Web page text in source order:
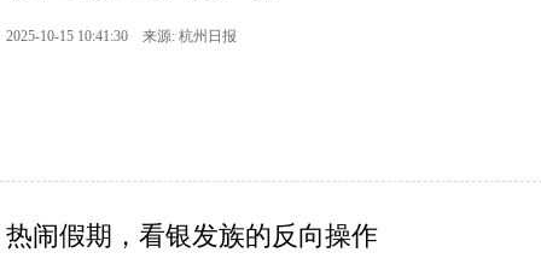
2025-10-15 10:41:30 来源: 杭州日报
热闹假期，看银发族的反向操作